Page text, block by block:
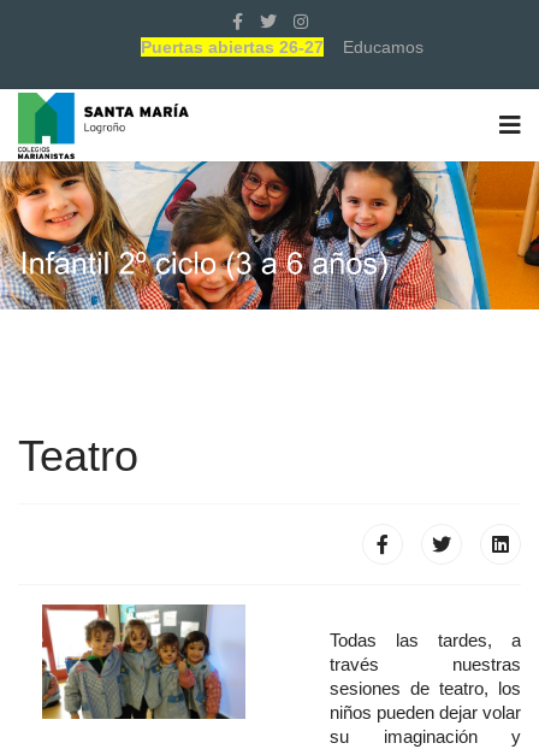
Puertas abiertas 26-27 Educamos
Teatro
Todas las tardes, a
través nuestras
sesiones de teatro, los
niños pueden dejar volar
su imaginación y